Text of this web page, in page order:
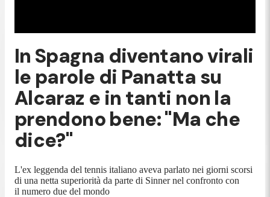
In Spagna diventano virali
le parole di Panatta su
Alcaraz e in tanti non la
prendono bene: "Ma che
dice?"
L'ex leggenda del tennis italiano aveva parlato nei giorni scorsi
di una netta superiorità da parte di Sinner nel confronto con
il numero due del mondo